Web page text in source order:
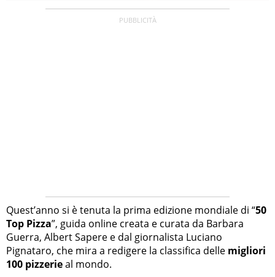
Quest’anno si è tenuta la prima edizione mondiale di “50
Top Pizza”, guida online creata e curata da Barbara
Guerra, Albert Sapere e dal giornalista Luciano
Pignataro, che mira a redigere la classifica delle migliori
100 pizzerieal mondo.